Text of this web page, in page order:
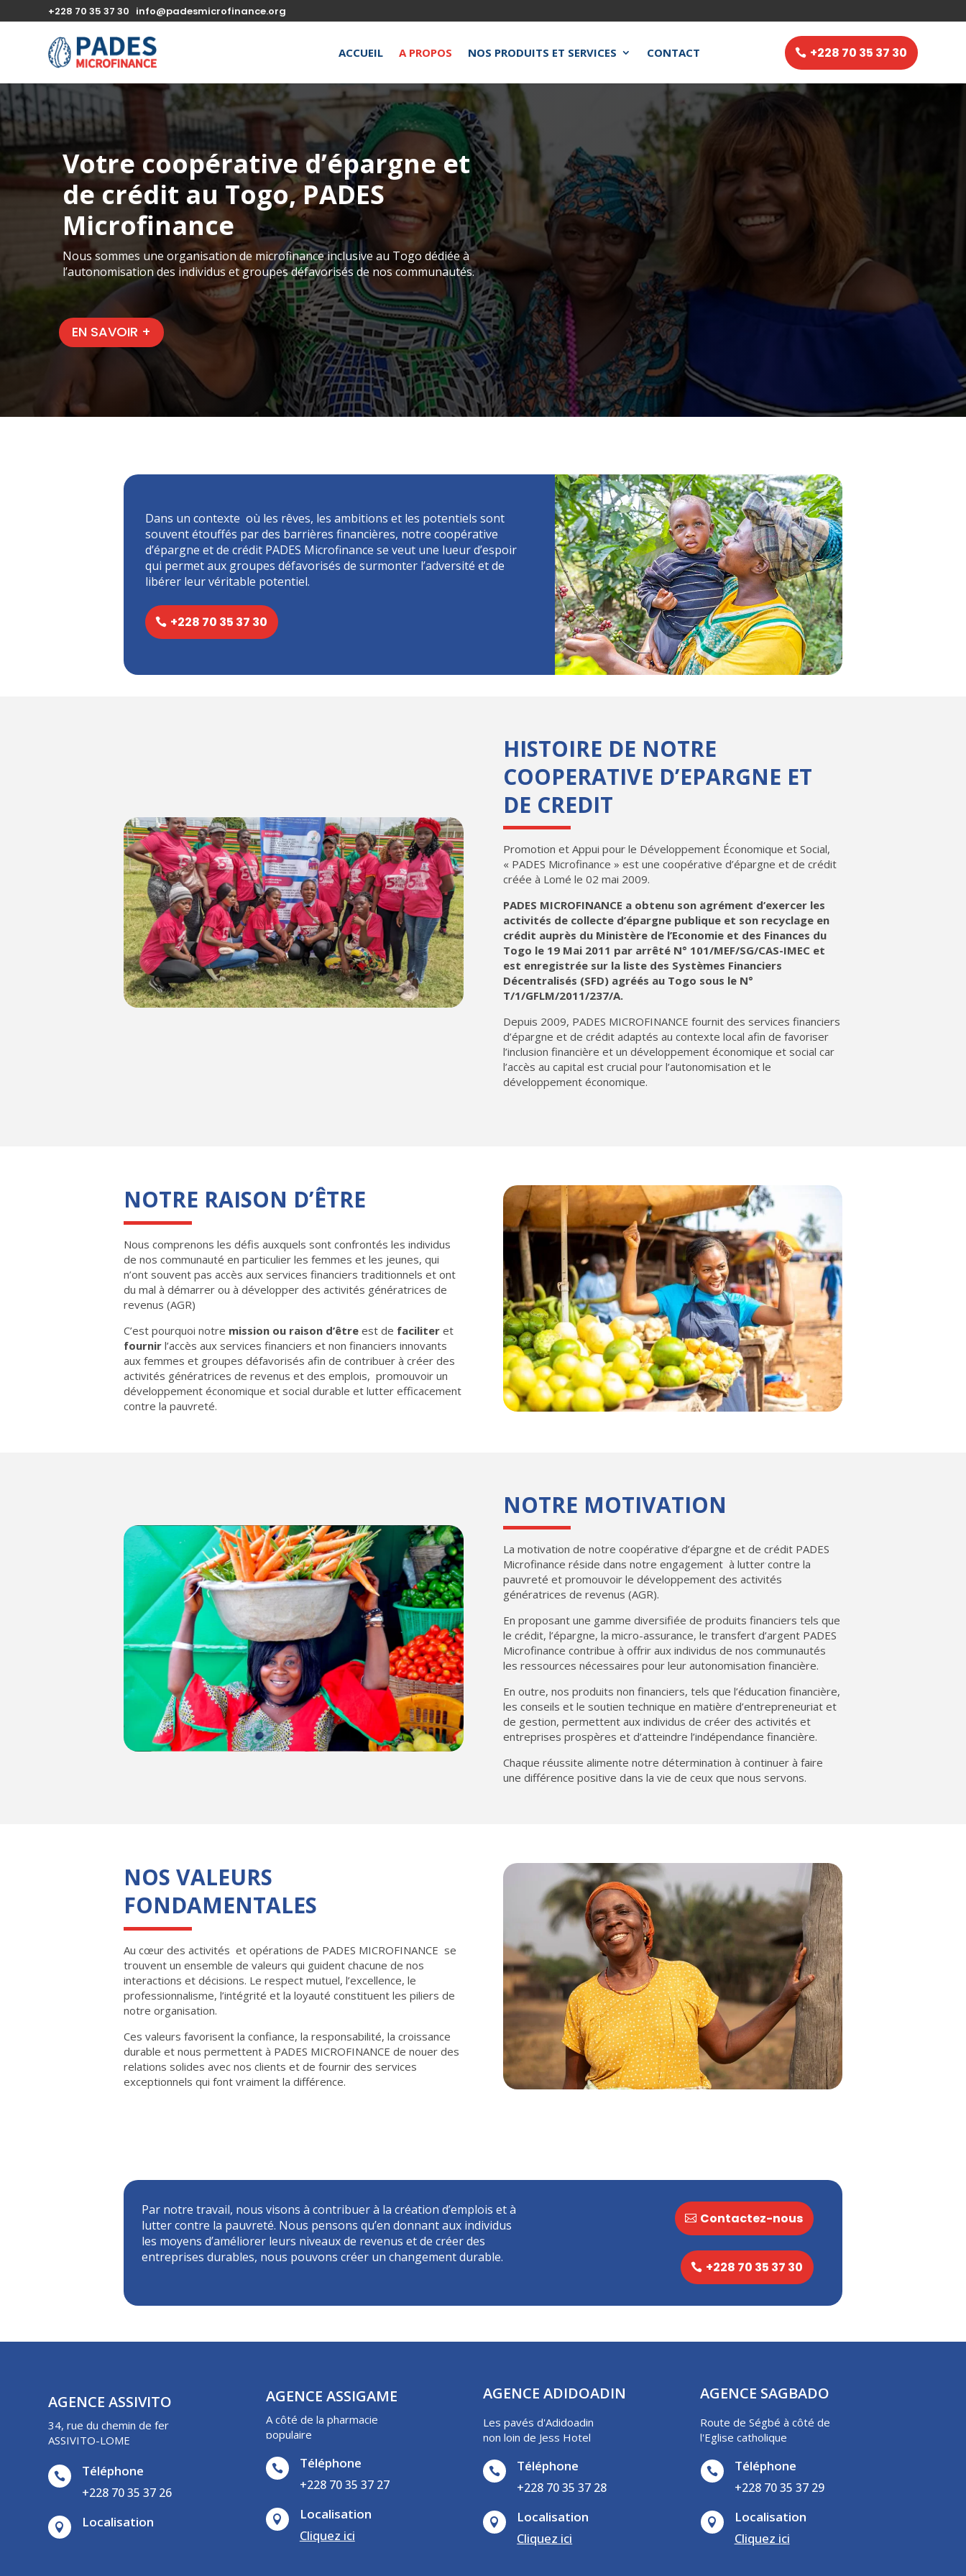
+228 70 35 37 30 info@padesmicrofinance.org
ACCUEIL A PROPOS NOS PRODUITS ET SERVICES CONTACT +228 70 35 37 30
Votre coopérative d’épargne et
de crédit au Togo, PADES
Microfinance
Nous sommes une organisation de microfinance inclusive au Togo dédiée à
l’autonomisation des individus et groupes défavorisés de nos communautés.
EN SAVOIR +
Dans un contexte où les rêves, les ambitions et les potentiels sont
souvent étouffés par des barrières financières, notre coopérative
d’épargne et de crédit PADES Microfinance se veut une lueur d’espoir
qui permet aux groupes défavorisés de surmonter l’adversité et de
libérer leur véritable potentiel.
+228 70 35 37 30
HISTOIRE DE NOTRE
COOPERATIVE D’EPARGNE ET
DE CREDIT
Promotion et Appui pour le Développement Économique et Social,
« PADES Microfinance » est une coopérative d’épargne et de crédit
créée à Lomé le 02 mai 2009.
PADES MICROFINANCE a obtenu son agrément d’exercer les
activités de collecte d’épargne publique et son recyclage en
crédit auprès du Ministère de l’Economie et des Finances du
Togo le 19 Mai 2011 par arrêté N° 101/MEF/SG/CAS-IMEC et
est enregistrée sur la liste des Systèmes Financiers
Décentralisés (SFD) agréés au Togo sous le N°
T/1/GFLM/2011/237/A.
Depuis 2009, PADES MICROFINANCE fournit des services financiers
d’épargne et de crédit adaptés au contexte local afin de favoriser
l’inclusion financière et un développement économique et social car
l’accès au capital est crucial pour l’autonomisation et le
développement économique.
NOTRE RAISON D’ÊTRE
Nous comprenons les défis auxquels sont confrontés les individus
de nos communauté en particulier les femmes et les jeunes, qui
n’ont souvent pas accès aux services financiers traditionnels et ont
du mal à démarrer ou à développer des activités génératrices de
revenus (AGR)
C’est pourquoi notre mission ou raison d’être est de faciliter et
fournir l’accès aux services financiers et non financiers innovants
aux femmes et groupes défavorisés afin de contribuer à créer des
activités génératrices de revenus et des emplois, promouvoir un
développement économique et social durable et lutter efficacement
contre la pauvreté.
NOTRE MOTIVATION
La motivation de notre coopérative d’épargne et de crédit PADES
Microfinance réside dans notre engagement à lutter contre la
pauvreté et promouvoir le développement des activités
génératrices de revenus (AGR).
En proposant une gamme diversifiée de produits financiers tels que
le crédit, l’épargne, la micro-assurance, le transfert d’argent PADES
Microfinance contribue à offrir aux individus de nos communautés
les ressources nécessaires pour leur autonomisation financière.
En outre, nos produits non financiers, tels que l’éducation financière,
les conseils et le soutien technique en matière d’entrepreneuriat et
de gestion, permettent aux individus de créer des activités et
entreprises prospères et d’atteindre l’indépendance financière.
Chaque réussite alimente notre détermination à continuer à faire
une différence positive dans la vie de ceux que nous servons.
NOS VALEURS
FONDAMENTALES
Au cœur des activités et opérations de PADES MICROFINANCE se
trouvent un ensemble de valeurs qui guident chacune de nos
interactions et décisions. Le respect mutuel, l’excellence, le
professionnalisme, l’intégrité et la loyauté constituent les piliers de
notre organisation.
Ces valeurs favorisent la confiance, la responsabilité, la croissance
durable et nous permettent à PADES MICROFINANCE de nouer des
relations solides avec nos clients et de fournir des services
exceptionnels qui font vraiment la différence.
Par notre travail, nous visons à contribuer à la création d’emplois et à
lutter contre la pauvreté. Nous pensons qu’en donnant aux individus
les moyens d’améliorer leurs niveaux de revenus et de créer des
entreprises durables, nous pouvons créer un changement durable.
Contactez-nous
+228 70 35 37 30
AGENCE ASSIVITO
34, rue du chemin de fer
ASSIVITO-LOME
 Téléphone
+228 70 35 37 26
 Localisation
AGENCE ASSIGAME
A côté de la pharmacie
populaire
 Téléphone
+228 70 35 37 27

Localisation
Cliquez ici
AGENCE ADIDOADIN
Les pavés d'Adidoadin
non loin de Jess Hotel
 Téléphone
+228 70 35 37 28

Localisation
Cliquez ici
AGENCE SAGBADO
Route de Ségbé à côté de
l'Eglise catholique
 Téléphone
+228 70 35 37 29

Localisation
Cliquez ici